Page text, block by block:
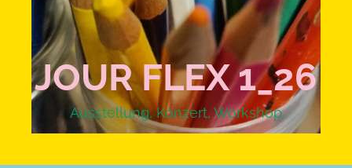
JOUR FLEX 1_26
Ausstellung,Konzert, Workshop